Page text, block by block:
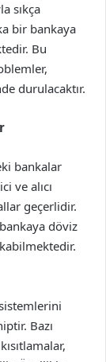
sıkça
bir bankaya
Bu
durulacaktır.
bankalar
ve alıcı
geçerlidir.
döviz
Bazı